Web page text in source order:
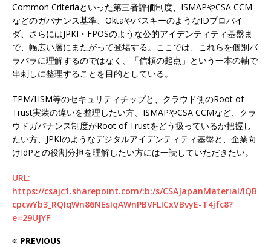
Common Criteriaといった第三者評価制度、ISMAPやCSA CCM
などのガバナンス基準、OktaやパスキーのようなIDプロバイ
ダ、さらにはJPKI・FPOSのような公的アイデンティティ基盤ま
で、幅広い層にまたがって登場する。ここでは、これらを個別バ
ラバラに理解するのではなく、「信頼の起点」という一本の軸で
串刺しに整理することを目的としている。
TPM/HSM等のセキュリティチップと、クラウド側のRoot of
Trust実装の違いを整理したい方、ISMAPやCSA CCMなど、クラ
ウドガバナンス制度がRoot of Trustをどう扱っているか把握し
たい方、JPKIのようなデジタルアイデンティティ基盤と、企業向
けIdPとの役割分担を理解したい方には一読していただきたい。
URL:
https://csajc1.sharepoint.com/:b:/s/CSAJapanMaterial/IQB
cpcwYb3_RQIqWn86NEsIqAWnPBVFLICxVBvyE-T4jfc8?
e=29UJYF
PREVIOUS